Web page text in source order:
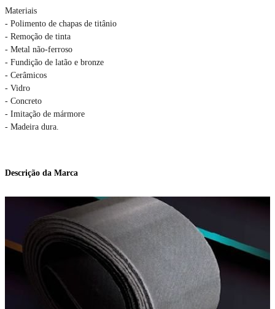
Materiais
- Polimento de chapas de titânio
- Remoção de tinta
- Metal não-ferroso
- Fundição de latão e bronze
- Cerâmicos
- Vidro
- Concreto
- Imitação de mármore
- Madeira dura.
Descrição da Marca